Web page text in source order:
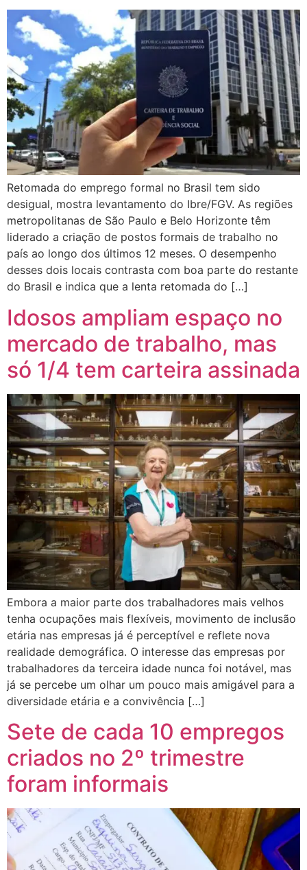
Retomada do emprego formal no Brasil tem sido
desigual, mostra levantamento do Ibre/FGV. As regiões
metropolitanas de São Paulo e Belo Horizonte têm
liderado a criação de postos formais de trabalho no
país ao longo dos últimos 12 meses. O desempenho
desses dois locais contrasta com boa parte do restante
do Brasil e indica que a lenta retomada do […]
Idosos ampliam espaço no
mercado de trabalho, mas
só 1/4 tem carteira assinada
Embora a maior parte dos trabalhadores mais velhos
tenha ocupações mais flexíveis, movimento de inclusão
etária nas empresas já é perceptível e reflete nova
realidade demográfica. O interesse das empresas por
trabalhadores da terceira idade nunca foi notável, mas
já se percebe um olhar um pouco mais amigável para a
diversidade etária e a convivência […]
Sete de cada 10 empregos
criados no 2º trimestre
foram informais